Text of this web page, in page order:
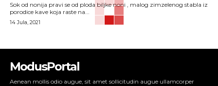
Sok od nonija pravi se od ploda biljke noni , malog zimzelenog stabla iz
porodice kave koja raste na...
14 Jula, 2021
ModusPortal
Aenean mollis odio augue, sit amet sollicitudin augue ullamcorper